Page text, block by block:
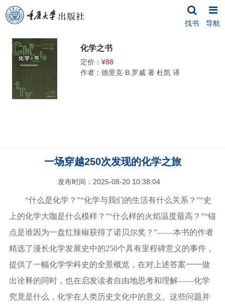
找书 导航
化学之书
定价： ¥88
作者：德里克·B.罗威 著 杜凯 译
一场穿越250次发现的化学之旅
发布时间：2025-08-20 10:38:04
“什么是化学？”“化学与我们的生活有什么关系？”“史
上的化学大咖是什么模样？”“什么样的火焰温度最高？”“锚
点是谁因为一盘红辣椒获得了诺贝尔奖？”——本书的作者
精选了漫长化学发展史中的250个具有里程碑意义的事件，
提供了一幅化学学科史的全景概览，在对上述答案一一做
出诠释的同时，也在启发读者自由地思考和理解——化学
究竟是什么，化学在人类历史文化中的意义。这些问题并